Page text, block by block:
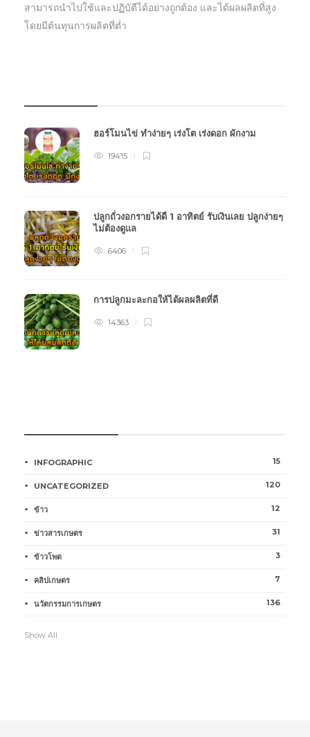
สามารถนำไปใช้และปฏิบัตืได้อย่างถูกต้อง และได้ผลผลิตที่สูง
โดยมีต้นทุนการผลิตที่ต่ำ
ฮอร์โมนไข่ ทำง่ายๆ เร่งโต เร่งดอก ผักงาม
19415
ปลูกถั่วงอกรายได้ดี 1 อาทิตย์ รับเงินเลย ปลูกง่ายๆ
ไม่ต้องดูแล
6406
การปลูกมะละกอให้ได้ผลผลิตที่ดี
14363
INFOGRAPHIC 15
UNCATEGORIZED 120
ข้าว 12
ข่าวสารเกษตร 31
ข้าวโพด 3
คลิปเกษตร 7
นวัตกรรมการเกษตร 136
Show All